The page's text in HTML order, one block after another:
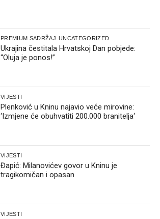
PREMIUM SADRŽAJ UNCATEGORIZED
Ukrajina čestitala Hrvatskoj Dan pobjede:
“Oluja je ponos!”
VIJESTI
Plenković u Kninu najavio veće mirovine:
‘Izmjene će obuhvatiti 200.000 branitelja‘
VIJESTI
Đapić: Milanovićev govor u Kninu je
tragikomičan i opasan
VIJESTI